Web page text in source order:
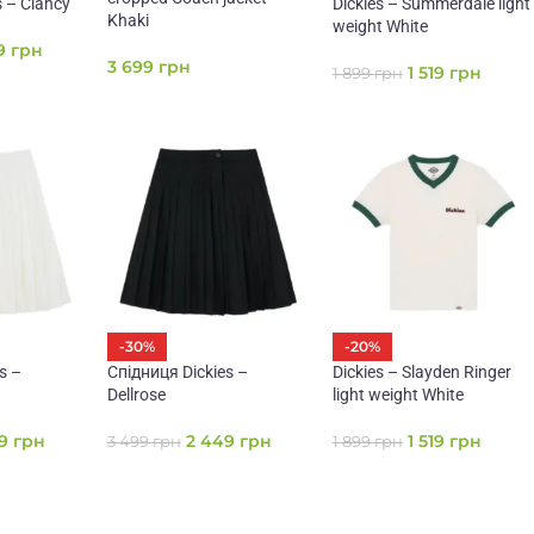
грн
Khaki
3 699 грн
weight White
1 899грн 1 519 грн
–
грн
-30%
Спідниця Dickies –
Dellrose
3 499грн 2 449 грн
-20%
Dickies – Slayden Ringer
light weight White
1 899грн 1 519 грн